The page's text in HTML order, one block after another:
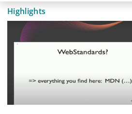
Highlights